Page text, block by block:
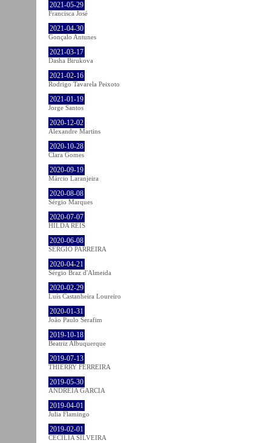
2021-05-29
Francisca José
2021-04-30
Gonçalo Antunes
2021-03-17
Dasha Birukova
2021-02-16
Rodrigo Tavarela Peixoto
2021-01-19
Jorge Santos
2020-12-02
Alexandre Martins
2020-10-28
Clara Gomes
2020-09-19
Márcio Laranjeira
2020-08-08
Sérgio Marques
2020-07-07
HILDA REIS
2020-06-08
SÉRGIO PARREIRA
2020-04-21
Sérgio Braz d'Almeida
2020-02-29
Luís Castanheira Loureiro
2020-01-31
João Paulo Serafim
2019-10-18
Beatriz Albuquerque
2019-07-13
THIERRY FERREIRA
2019-05-30
ANDREIA GARCIA
2019-04-01
Julia Flamingo
2019-02-01
CECÍLIA SILVEIRA